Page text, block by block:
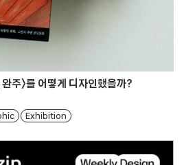
주〉를 어떻게 디자인했을까?
Exhibition